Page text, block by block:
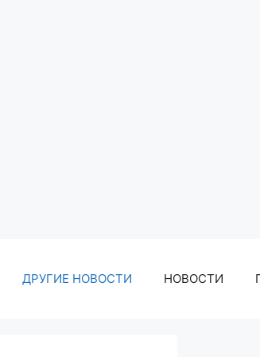
ДРУГИЕ НОВОСТИ НОВОСТИ